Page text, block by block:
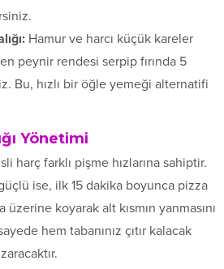
Hamur ve harcı küçük kareler
peynir rendesi serpip fırında 5
Bu, hızlı bir öğle yemeği alternatifi
Yönetimi
harç farklı pişme hızlarına sahiptir.
güçlü ise, ilk 15 dakika boyunca pizza
koyarak alt kısmın yanmasını
hem tabanınız çıtır kalacak